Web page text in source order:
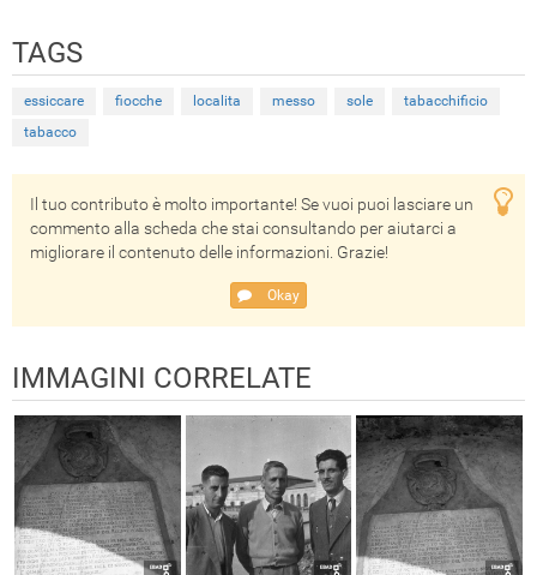
TAGS
essiccare fiocche localita messo sole
tabacchificio
tabacco
Il tuo contributo è molto importante! Se vuoi puoi lasciare un
commento alla scheda che stai consultando per aiutarci a
migliorare il contenuto delle informazioni. Grazie!
Okay
IMMAGINI CORRELATE